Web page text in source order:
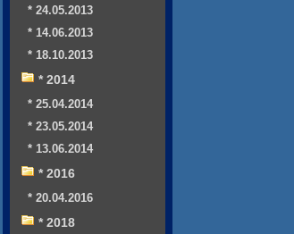
* 24.05.2013
* 14.06.2013
* 18.10.2013
* 2014
* 25.04.2014
* 23.05.2014
* 13.06.2014
* 2016
* 20.04.2016
* 2018